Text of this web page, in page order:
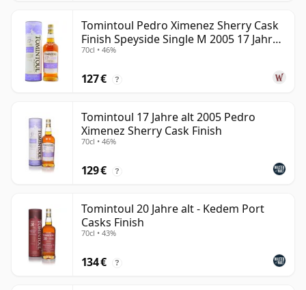
Tomintoul Pedro Ximenez Sherry Cask
Finish Speyside Single M 2005 17 Jahre
alt
70cl • 46%
127 € ?
Tomintoul 17 Jahre alt 2005 Pedro
Ximenez Sherry Cask Finish
70cl • 46%
129 € ?
Tomintoul 20 Jahre alt - Kedem Port
Casks Finish
70cl • 43%
134 € ?